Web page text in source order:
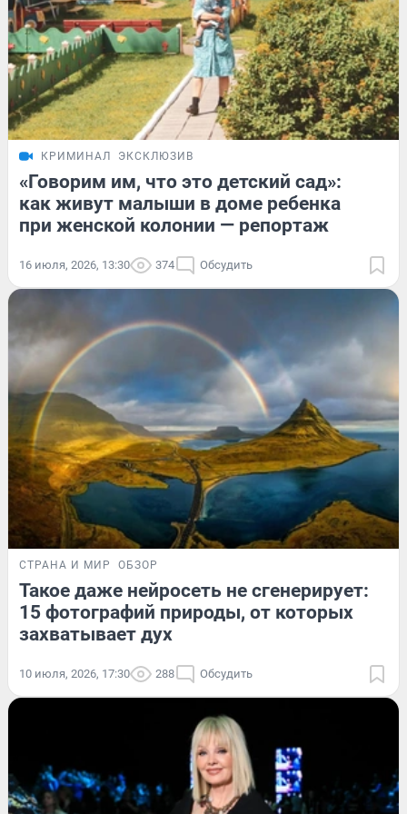
КРИМИНАЛ ЭКСКЛЮЗИВ
«Говорим им, что это детский сад»:
как живут малыши в доме ребенка
при женской колонии — репортаж
16 июля, 2026, 13:30 374 Обсудить
СТРАНА И МИР ОБЗОР
Такое даже нейросеть не сгенерирует:
15 фотографий природы, от которых
захватывает дух
10 июля, 2026, 17:30 288 Обсудить